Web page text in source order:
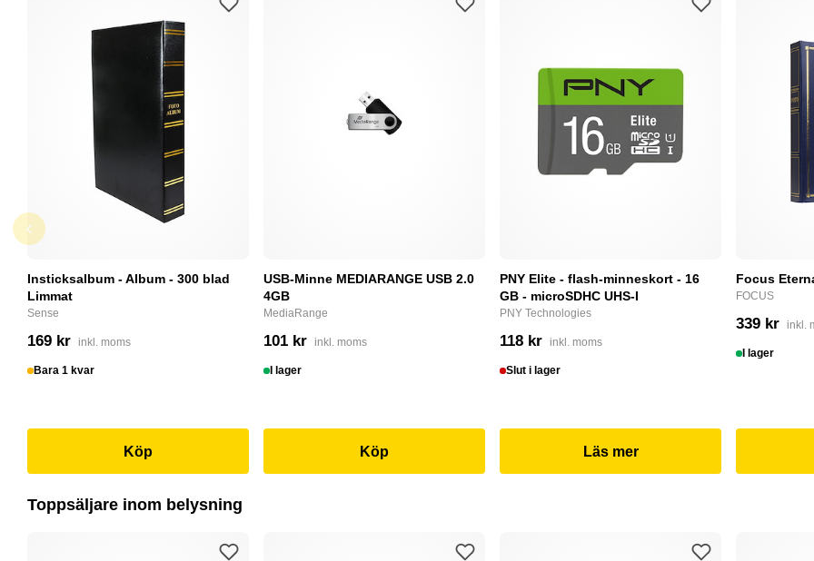
Insticksalbum - Album - 300 blad
Limmat
Sense
169 kr inkl. moms
Bara 1 kvar
Köp
USB-Minne MEDIARANGE USB 2.0
4GB
MediaRange
101 kr inkl. moms
I lager
Köp
PNY Elite - flash-minneskort - 16
GB - microSDHC UHS-I
PNY Technologies
118 kr inkl. moms
Slut i lager
Läs mer
Focus
FOCUS
339 kr inkl.
I lager
Toppsäljare inom belysning